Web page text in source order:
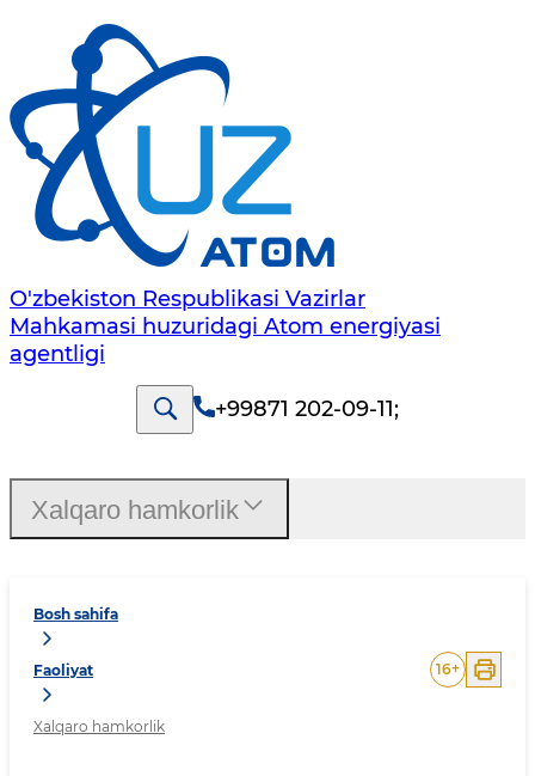
O'zbekiston Respublikasi Vazirlar
Mahkamasi huzuridagi Atom energiyasi
agentligi
+99871 202-09-11;
Bosh sahifa
Faoliyat
Xalqaro hamkorlik
16+
Xalqaro hamkorlik